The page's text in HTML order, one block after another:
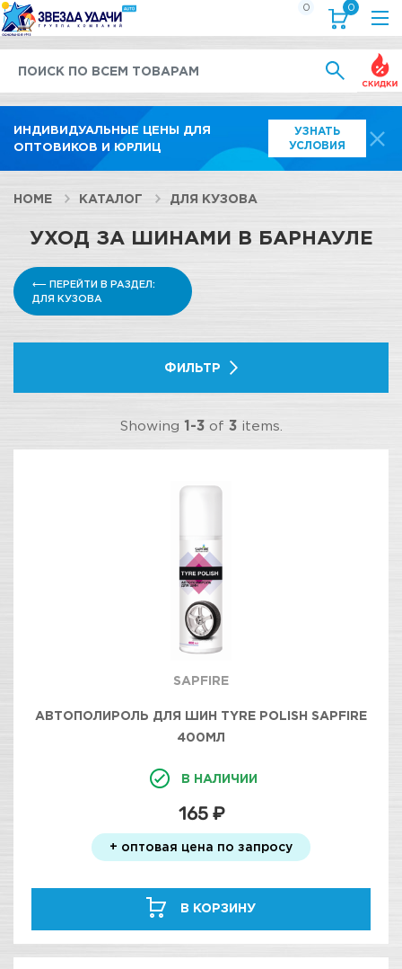
ИНДИВИДУАЛЬНЫЕ ЦЕНЫ ДЛЯ
ОПТОВИКОВ И ЮРЛИЦ
УЗНАТЬ
УСЛОВИЯ
0 0
HOME КАТАЛОГ ДЛЯ КУЗОВА
УХОД ЗА ШИНАМИ В БАРНАУЛЕ
⟵ ПЕРЕЙТИ В РАЗДЕЛ:
ДЛЯ КУЗОВА
ФИЛЬТР
Showing 1-3of 3items.
SAPFIRE
АВТОПОЛИРОЛЬ ДЛЯ ШИН TYRE POLISH SAPFIRE
400МЛ
В НАЛИЧИИ
165 ₽
+ оптовая цена по запросу
В КОРЗИНУ